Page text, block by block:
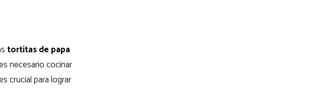
tortitas de papa
necesario cocinar
crucial para lograr